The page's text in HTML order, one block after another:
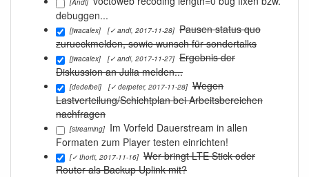
[Andi]
debuggen...
[jwacalex] [✓ andi, 2017-11-28] Pausen status quo
zurueckmelden, sowie wunsch für sondertalks
[jwacalex] [✓ andi, 2017-11-27] Ergebnis der
Diskussion an Julia melden...
[dedeibel] [✓ derpeter, 2017-11-28] Wegen
Lastverteilung/Schichtplan bei Arbeitsbereichen
nachfragen
[streaming] Im Vorfeld Dauerstream in allen
Formaten zum Player testen einrichten!
[✓ thorti, 2017-11-16] Wer bringt LTE Stick oder
Router als Backup Uplink mit?